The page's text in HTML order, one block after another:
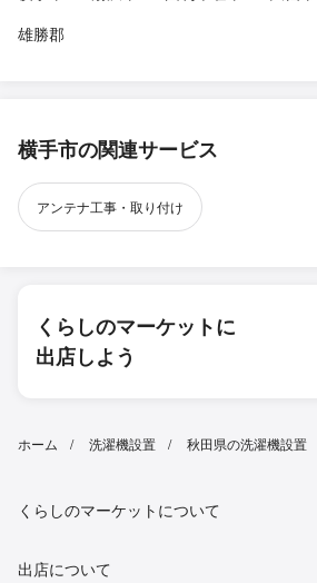
雄勝郡
横手市の関連サービス
アンテナ工事・取り付け
くらしのマーケットに
出店しよう
ホーム 洗濯機設置 秋田県の洗濯機設置
くらしのマーケットについて
出店について